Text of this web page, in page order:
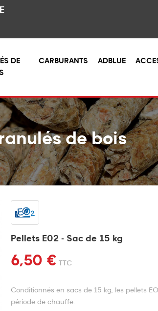
DE
CARBURANTS ADBLUE
de bois
Pellets E02 - Sac de 15 kg
6,50 € TTC
Conditionnés en sacs de 15 kg, les pellets
période de chauffe.